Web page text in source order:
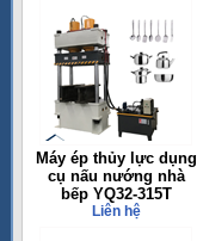
Máy ép thủy lực dụng
cụ nấu nướng nhà
bếp YQ32-315T
Liên hệ